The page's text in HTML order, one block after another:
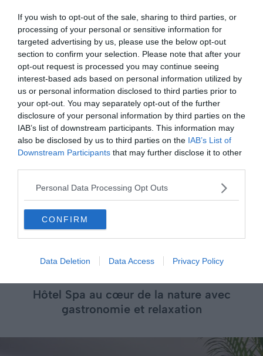
If you wish to opt-out of the sale, sharing to third parties, or
processing of your personal or sensitive information for
targeted advertising by us, please use the below opt-out
section to confirm your selection. Please note that after your
opt-out request is processed you may continue seeing
interest-based ads based on personal information utilized by
us or personal information disclosed to third parties prior to
your opt-out. You may separately opt-out of the further
disclosure of your personal information by third parties on the
IAB’s list of downstream participants. This information may
also be disclosed by us to third parties on the IAB’s List of
Downstream Participants that may further disclose it to other
Personal Data Processing Opt Outs
CONFIRM
Data Deletion Data Access Privacy Policy
Vivez un séjour exceptionnel au sein de cet hôtel spa de
Narbonne avec des équipements pensés pour votre
bien-être. Profitez d’un petit déjeuner diversifié, d’un
parking privé et sécurisé sur réservation, d’une station de
recharge pour voitures électriques et du Wi-Fi gratuit. Il y
a aussi unroof topagréable et une salle de réunion pour
les séminaires et le coworking. Découvrez également
l’espace bien-être avec des massages personnalisés et
un sauna en bois d’épicéa. Vivez ainsi une expérience
Le Château Capitoul
Hôtel Spa au cœur de la nature avec
gastronomie et relaxation